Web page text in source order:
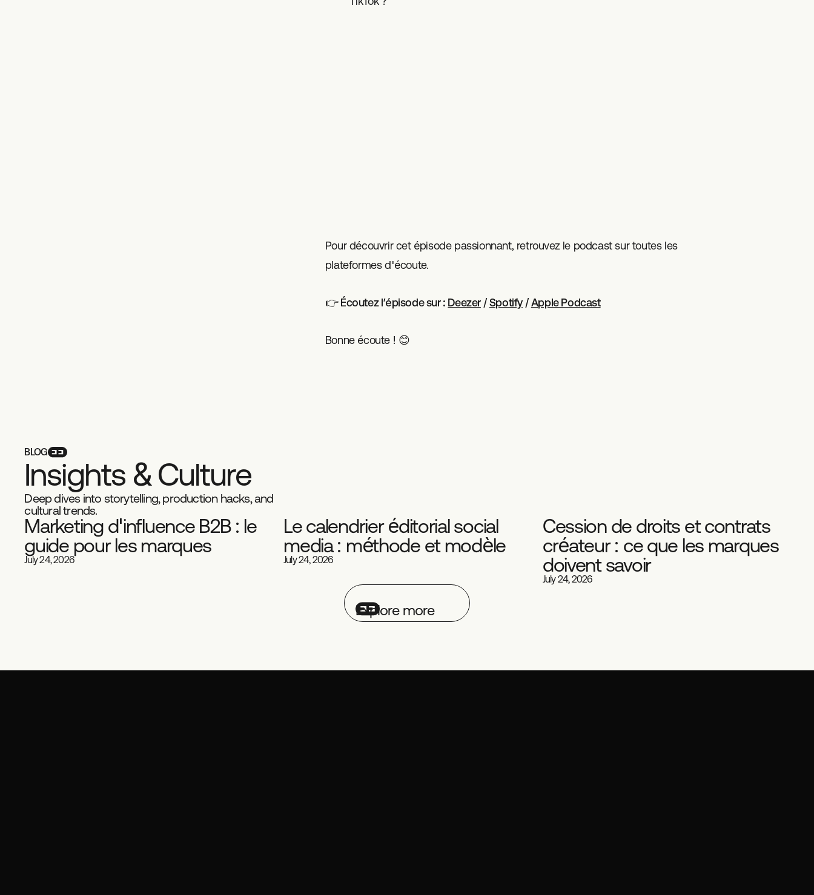
Pour découvrir cet épisode passionnant, retrouvez le podcast sur toutes les
plateformes d'écoute.
👉 Écoutez l’épisode sur : Deezer/Spotify/Apple Podcast
Bonne écoute ! 😊
BLOG
Insights & Culture
Deep dives into storytelling, production hacks, and
cultural trends.
Playbook Influence
Marketing d'influence B2B : le
guide pour les marques
July 24, 2026
Social Media Playbook
Le calendrier éditorial social
media : méthode et modèle
July 24, 2026
Playbook Influence
Cession de droits et contrats
créateur : ce que les marques
doivent savoir
July 24, 2026
Explore more